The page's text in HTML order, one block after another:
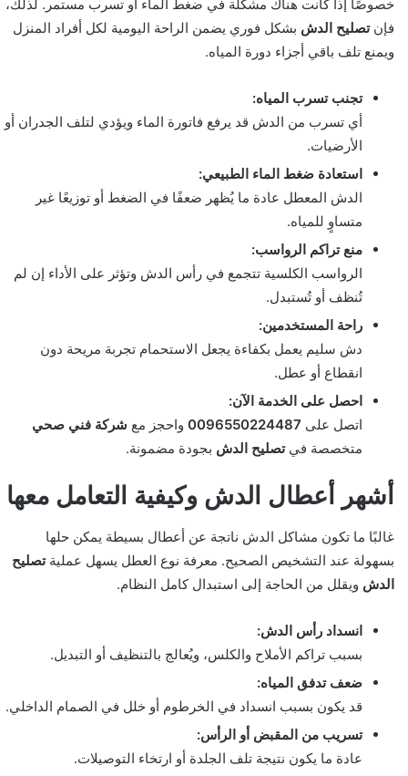
خصوصًا إذا كانت هناك مشكلة في ضغط الماء أو تسرب مستمر. لذلك،
فإنتصليح الدش بشكل فوري يضمن الراحة اليومية لكل أفراد المنزل
ويمنع تلف باقي أجزاء دورة المياه.
تجنب تسرب المياه:
أي تسرب من الدش قد يرفع فاتورة الماء ويؤدي لتلف الجدران أو
الأرضيات.
استعادة ضغط الماء الطبيعي:
الدش المعطل عادة ما يُظهر ضعفًا في الضغط أو توزيعًا غير
متساوٍ للمياه.
منع تراكم الرواسب:
الرواسب الكلسية تتجمع في رأس الدش وتؤثر على الأداء إن لم
تُنظف أو تُستبدل.
راحة المستخدمين:
دش سليم يعمل بكفاءة يجعل الاستحمام تجربة مريحة دون
انقطاع أو عطل.
احصل على الخدمة الآن:
اتصل على 0096550224487 واحجز مع شركة فني صحي
متخصصة فيتصليح الدش بجودة مضمونة.
أشهر أعطال الدش وكيفية التعامل معها
غالبًا ما تكون مشاكل الدش ناتجة عن أعطال بسيطة يمكن حلها
بسهولة عند التشخيص الصحيح. معرفة نوع العطل يسهل عمليةتصليح
الدش ويقلل من الحاجة إلى استبدال كامل النظام.
انسداد رأس الدش:
بسبب تراكم الأملاح والكلس، ويُعالج بالتنظيف أو التبديل.
ضعف تدفق المياه:
قد يكون بسبب انسداد في الخرطوم أو خلل في الصمام الداخلي.
تسريب من المقبض أو الرأس:
عادة ما يكون نتيجة تلف الجلدة أو ارتخاء التوصيلات.